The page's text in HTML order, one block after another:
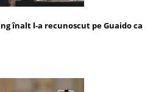
înalt l-a recunoscut pe Guaido ca